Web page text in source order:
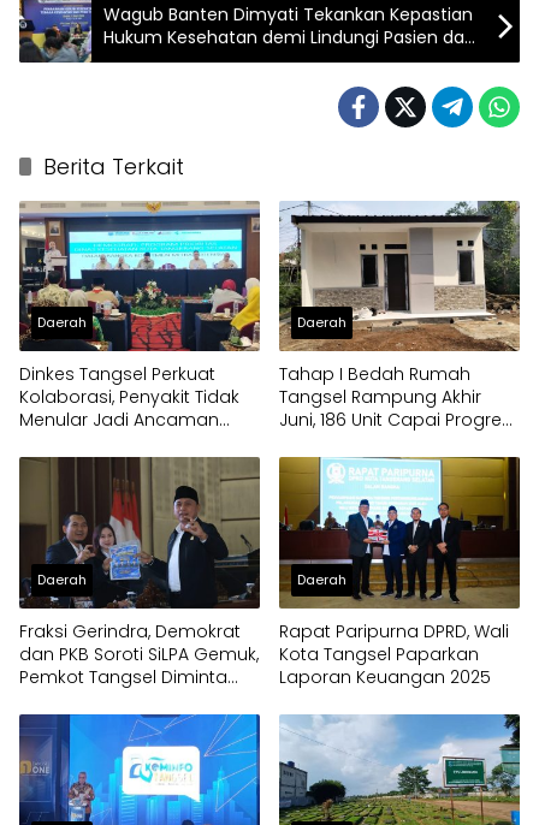
Wagub Banten Dimyati Tekankan Kepastian
Hukum Kesehatan demi Lindungi Pasien dan
Tenaga Medis
Berita Terkait
Daerah
Dinkes Tangsel Perkuat
Kolaborasi, Penyakit Tidak
Menular Jadi Ancaman
Daerah
Tahap I Bedah Rumah
Tangsel Rampung Akhir
Juni, 186 Unit Capai Progres
Daerah
Fraksi Gerindra, Demokrat
dan PKB Soroti SiLPA Gemuk,
Pemkot Tangsel Diminta
Daerah
Rapat Paripurna DPRD, Wali
Kota Tangsel Paparkan
Laporan Keuangan 2025